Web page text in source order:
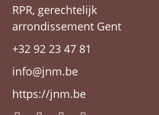
RPR, gerechtelijk
arrondissement Gent
+32 92 23 47 81
info@jnm.be
https://jnm.be